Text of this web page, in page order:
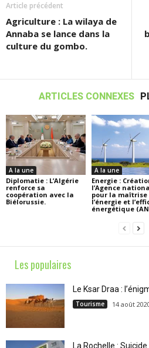
Article précédent
Agriculture : La wilaya de
Annaba se lance dans la
culture du gombo.
ARTICLES CONNEXES
A la une
Diplomatie : L’Algérie
renforce sa
coopération avec la
Biélorussie.
A la une
Energie :
l’Agence
pour la maîtrise
l’énergie et
énergétique
Les populaires
Le Ksar Draa :
Tourisme 14 août
La Rochelle :